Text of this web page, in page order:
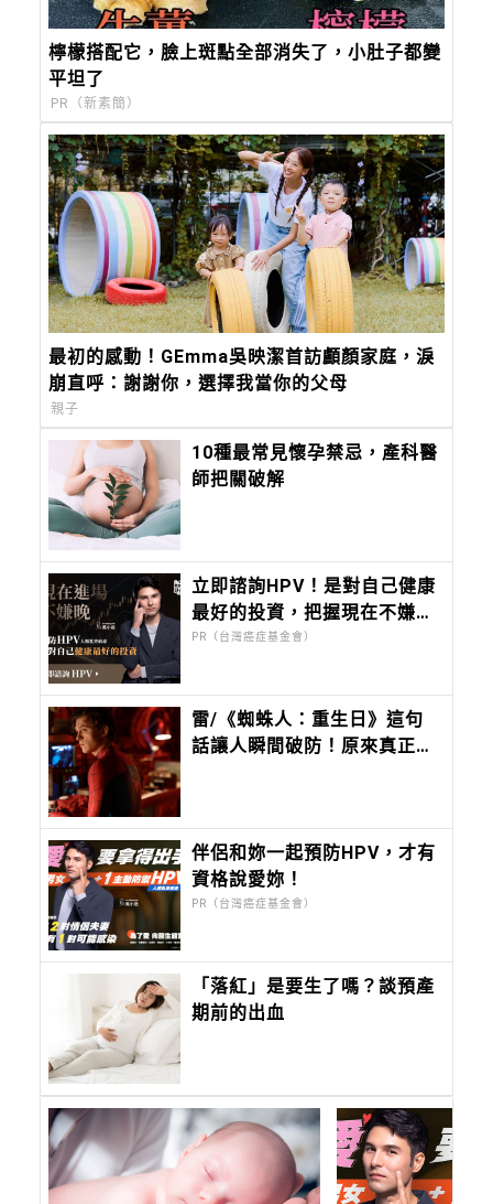
檸檬搭配它，臉上斑點全部消失了，小肚子都變
平坦了
PR（新素簡）
最初的感動！GEmma吳映潔首訪顱顏家庭，淚
崩直呼：謝謝你，選擇我當你的父母
親子
10種最常見懷孕禁忌，產科醫
師把關破解
立即諮詢HPV！是對自己健康
最好的投資，把握現在不嫌
晚！
PR（台灣癌症基金會）
雷/《蜘蛛人：重生日》這句
話讓人瞬間破防！原來真正無
伴侶和妳一起預防HPV，才有
資格說愛妳！
PR（台灣癌症基金會）
「落紅」是要生了嗎？談預產
期前的出血